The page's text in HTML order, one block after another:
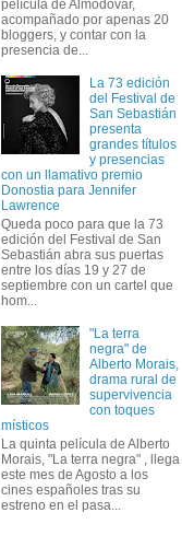
película de Almodóvar,
acompañado por apenas 20
bloggers, y contar con la
presencia de...
La 73 edición
del Festival de
San Sebastián
presenta
grandes títulos
y presencias
con un llamativo premio
Donostia para Jennifer
Lawrence
Queda poco para que la 73
edición del Festival de San
Sebastián abra sus puertas
entre los días 19 y 27 de
septiembre con un cartel que
hom...
"La terra
negra" de
Alberto Morais,
drama rural de
supervivencia
con toques
místicos
La quinta película de Alberto
Morais, "La terra negra" , llega
este mes de Agosto a los
cines españoles tras su
estreno en el pasa...